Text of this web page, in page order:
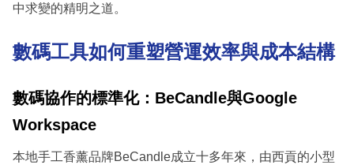
中求變的精明之道。
數碼工具如何重塑營運效率與成本結構
數碼協作的標準化：BeCandle與Google
Workspace
本地手工香薰品牌BeCandle成立十多年來，由西貢的小型